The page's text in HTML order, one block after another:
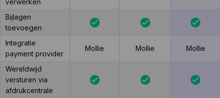
verwerken
Bijlagen
toevoegen
Integratie
payment provider
Mollie Mollie Mollie
Wereldwijd
versturen via
afdrukcentrale